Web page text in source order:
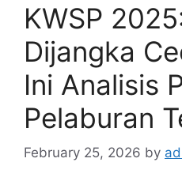
KWSP
Dijangka
Ini Analisis
Pelaburan
February 25, 2026 by